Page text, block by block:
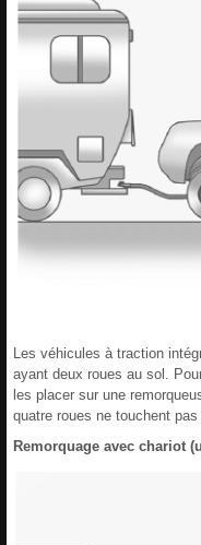
Les véhicules à traction
ayant deux roues au sol.
les placer sur une
quatre roues ne touchent
Remorquage avec chariot